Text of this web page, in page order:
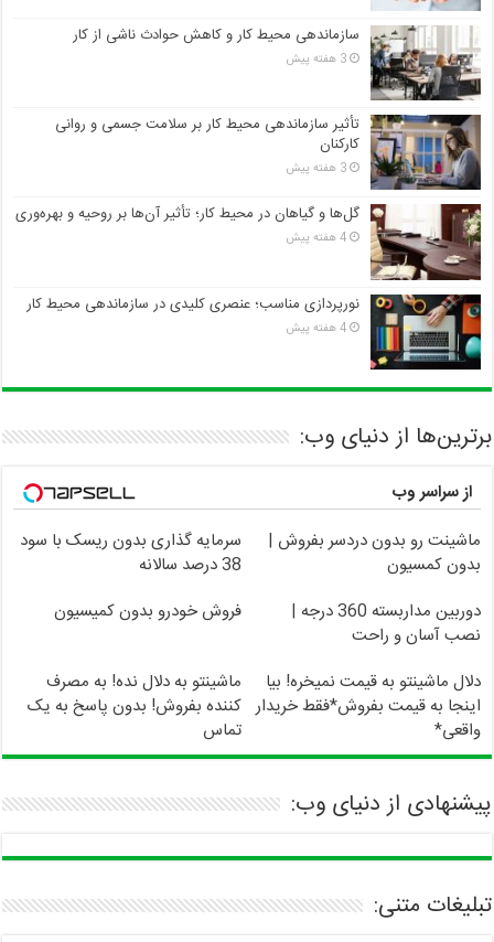
سازماندهی محیط کار و کاهش حوادث ناشی از کار
3 هفته پیش
تأثیر سازماندهی محیط کار بر سلامت جسمی و روانی
کارکنان
3 هفته پیش
گل‌ها و گیاهان در محیط کار؛ تأثیر آن‌ها بر روحیه و بهره‌وری
4 هفته پیش
نورپردازی مناسب؛ عنصری کلیدی در سازماندهی محیط کار
4 هفته پیش
برترین‌ها از دنیای وب:
از سراسر وب
ماشینت رو بدون دردسر بفروش |
بدون کمسیون
سرمایه گذاری بدون ریسک با سود
38 درصد سالانه
دوربین مداربسته 360 درجه |
نصب آسان و راحت
فروش خودرو بدون کمیسیون
دلال ماشینتو به قیمت نمیخره! بیا
اینجا به قیمت بفروش*فقط خریدار
واقعی*
ماشینتو به دلال نده! به مصرف
کننده بفروش! بدون پاسخ به یک
تماس
پیشنهادی از دنیای وب:
تبلیغات متنی: